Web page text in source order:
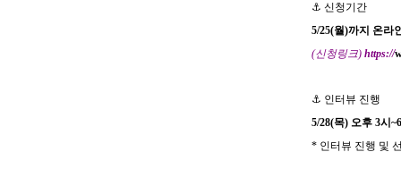
⚓ 신청기간
5/25(월)까지 온라
(신청링크) https://
⚓ 인터뷰 진행
5/28(목) 오후 3시 ~6
* 인터뷰 진행 및